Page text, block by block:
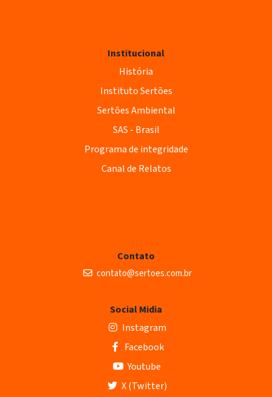
Institucional
História
Instituto Sertões
Sertões Ambiental
SAS - Brasil
Programa de integridade
Canal de Relatos
Contato
contato@sertoes.com.br
Social Midia
Instagram
Facebook
Youtube
X (Twitter)